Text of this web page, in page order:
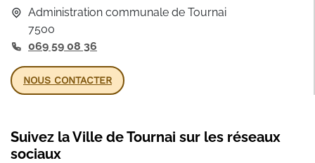
Administration communale de Tournai
7500
069 59 08 36
NOUS CONTACTER
Suivez la Ville de Tournai sur les réseaux
sociaux